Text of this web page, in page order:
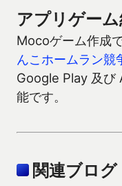
アプリゲー
Mocoゲーム作成
んこホームラン競
Google Play 及び
能です。
関連ブログ